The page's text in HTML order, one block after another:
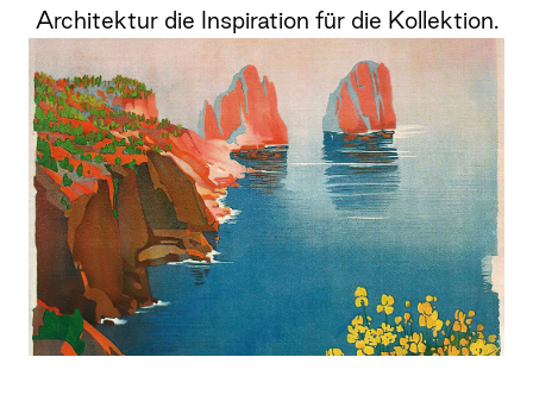
Architektur die Inspiration für die Kollektion.